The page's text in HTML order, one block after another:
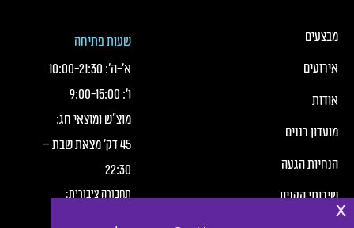
כותרת תחונה של העמוד עם קישורי תפריט
מבצעים
אירועים
אודות
מועדון רננים
הנחיות הגעה
שירותי הקניון
שעות פתיחה
א׳-ה׳:
10:00-21:30
ו׳:
9:00-15:00
מוצ"ש ומוצאי חג:
45 דק' מצאת שבת –
22:30
תחבורה ציבורית:
x